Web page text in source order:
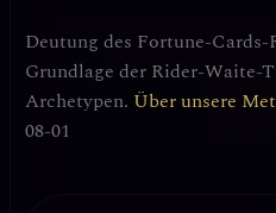
Deutung des Fortune-
Grundlage der Rider-Waite-
Archetypen. Über unsere
08-01